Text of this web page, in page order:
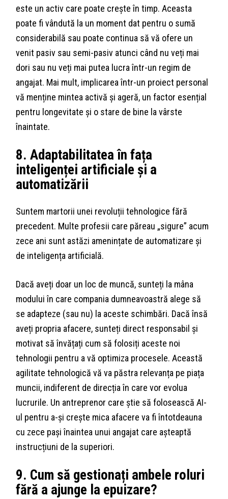
este un activ care poate crește în timp. Aceasta
poate fi vândută la un moment dat pentru o sumă
considerabilă sau poate continua să vă ofere un
venit pasiv sau semi-pasiv atunci când nu veți mai
dori sau nu veți mai putea lucra într-un regim de
angajat. Mai mult, implicarea într-un proiect personal
vă menține mintea activă și ageră, un factor esențial
pentru longevitate și o stare de bine la vârste
înaintate.
8. Adaptabilitatea în fața
inteligenței artificiale și a
automatizării
Suntem martorii unei revoluții tehnologice fără
precedent. Multe profesii care păreau „sigure” acum
zece ani sunt astăzi amenințate de automatizare și
de inteligența artificială.
Dacă aveți doar un loc de muncă, sunteți la mâna
modului în care compania dumneavoastră alege să
se adapteze (sau nu) la aceste schimbări. Dacă însă
aveți propria afacere, sunteți direct responsabil și
motivat să învățați cum să folosiți aceste noi
tehnologii pentru a vă optimiza procesele. Această
agilitate tehnologică vă va păstra relevanța pe piața
muncii, indiferent de direcția în care vor evolua
lucrurile. Un antreprenor care știe să folosească AI-
ul pentru a-și crește mica afacere va fi întotdeauna
cu zece pași înaintea unui angajat care așteaptă
instrucțiuni de la superiori.
9. Cum să gestionați ambele roluri
fără a ajunge la epuizare?